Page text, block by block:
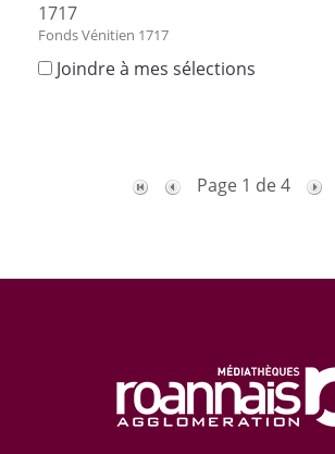
1717
Fonds Vénitien 1717
Joindre à mes sélections
Page 1 de 4